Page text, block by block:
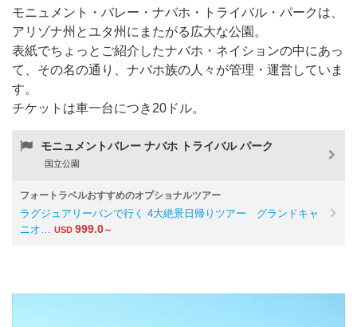
モニュメント・バレー・ナバホ・トライバル・パークは、
アリゾナ州とユタ州にまたがる広大な公園。
表紙でちょっとご紹介したナバホ・ネイションの中にあっ
て、その名の通り、ナバホ族の人々が管理・運営していま
す。
チケットは車一台につき20ドル。
モニュメントバレー ナバホ トライバル パーク
国立公園
フォートラベルおすすめのオプショナルツアー
ラグジュアリーバンで行く 4大絶景日帰りツアー グランドキャ
ニオ… USD 999.0～